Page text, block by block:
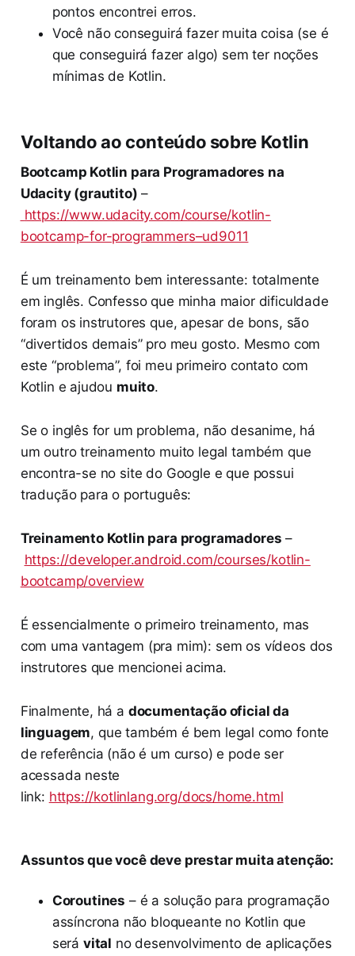
pontos encontrei erros.
Você não conseguirá fazer muita coisa (se é
que conseguirá fazer algo) sem ter noções
mínimas de Kotlin.
Voltando ao conteúdo sobre Kotlin
Bootcamp Kotlin para Programadores na
Udacity (grautito) –
https://www.udacity.com/course/kotlin-
bootcamp-for-programmers–ud9011
É um treinamento bem interessante: totalmente
em inglês. Confesso que minha maior dificuldade
foram os instrutores que, apesar de bons, são
“divertidos demais” pro meu gosto. Mesmo com
este “problema”, foi meu primeiro contato com
Kotlin e ajudou muito.
Se o inglês for um problema, não desanime, há
um outro treinamento muito legal também que
encontra-se no site do Google e que possui
tradução para o português:
Treinamento Kotlin para programadores –
https://developer.android.com/courses/kotlin-
bootcamp/overview
É essencialmente o primeiro treinamento, mas
com uma vantagem (pra mim): sem os vídeos dos
instrutores que mencionei acima.
Finalmente, há a documentação oficial da
linguagem, que também é bem legal como fonte
de referência (não é um curso) e pode ser
acessada neste
link: https://kotlinlang.org/docs/home.html
Assuntos que você deve prestar muita atenção:
Coroutines – é a solução para programação
assíncrona não bloqueante no Kotlin que
será vital no desenvolvimento de aplicações